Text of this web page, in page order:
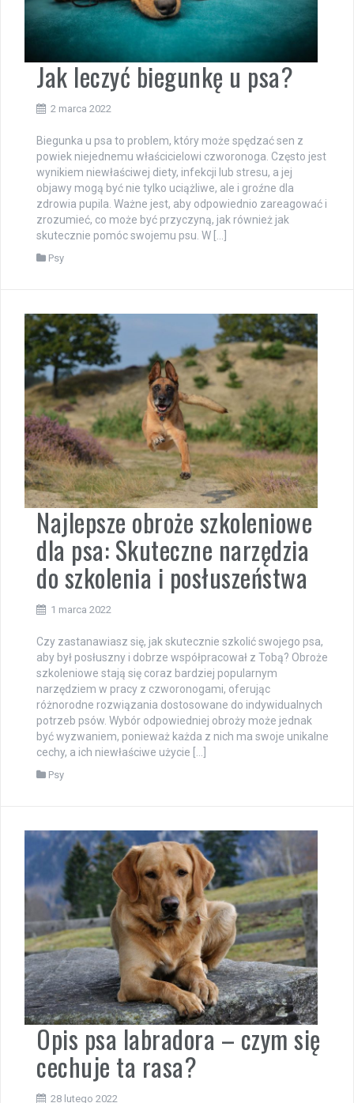
Jak leczyć biegunkę u psa?
2 marca 2022
Biegunka u psa to problem, który może spędzać sen z
powiek niejednemu właścicielowi czworonoga. Często jest
wynikiem niewłaściwej diety, infekcji lub stresu, a jej
objawy mogą być nie tylko uciążliwe, ale i groźne dla
zdrowia pupila. Ważne jest, aby odpowiednio zareagować i
zrozumieć, co może być przyczyną, jak również jak
skutecznie pomóc swojemu psu. W […]
Psy
Najlepsze obroże szkoleniowe
dla psa: Skuteczne narzędzia
do szkolenia i posłuszeństwa
1 marca 2022
Czy zastanawiasz się, jak skutecznie szkolić swojego psa,
aby był posłuszny i dobrze współpracował z Tobą? Obroże
szkoleniowe stają się coraz bardziej popularnym
narzędziem w pracy z czworonogami, oferując
różnorodne rozwiązania dostosowane do indywidualnych
potrzeb psów. Wybór odpowiedniej obroży może jednak
być wyzwaniem, ponieważ każda z nich ma swoje unikalne
cechy, a ich niewłaściwe użycie […]
Psy
Opis psa labradora – czym się
cechuje ta rasa?
28 lutego 2022